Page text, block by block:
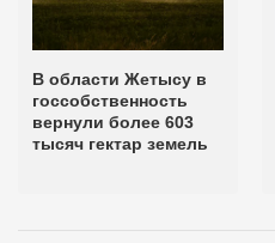
В области Жетысу в
госсобственность
вернули более 603
тысяч гектар земель